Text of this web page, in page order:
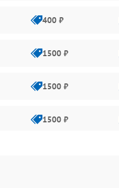
400 ₽
1500 ₽
1500 ₽
1500 ₽